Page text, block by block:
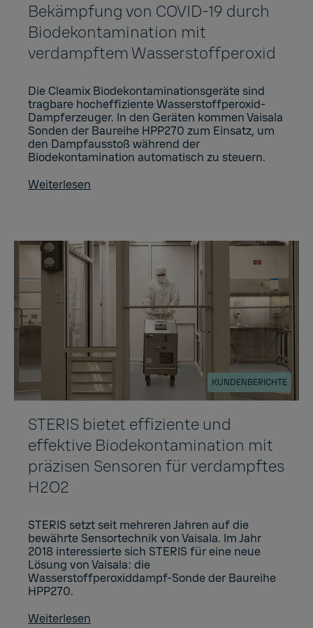
Bekämpfung von COVID-19 durch
Biodekontamination mit
verdampftem Wasserstoffperoxid
Die Cleamix Biodekontaminationsgeräte sind
tragbare hocheffiziente Wasserstoffperoxid-
Dampferzeuger. In den Geräten kommen Vaisala
Sonden der Baureihe HPP270 zum Einsatz, um
den Dampfausstoß während der
Biodekontamination automatisch zu steuern.
Weiterlesen
KUNDENBERICHTE
STERIS bietet effiziente und
effektive Biodekontamination mit
präzisen Sensoren für verdampftes
H2O2
STERIS setzt seit mehreren Jahren auf die
bewährte Sensortechnik von Vaisala. Im Jahr
2018 interessierte sich STERIS für eine neue
Lösung von Vaisala: die
Wasserstoffperoxiddampf-Sonde der Baureihe
HPP270.
Weiterlesen